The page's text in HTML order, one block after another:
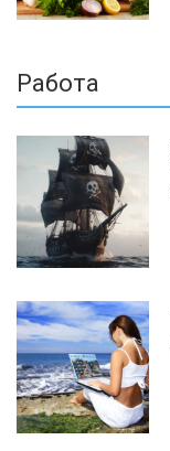
Работа